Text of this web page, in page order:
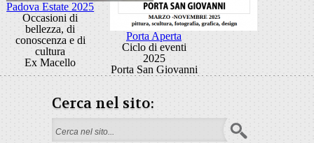
Porta Aperta
Ciclo di eventi
2025
Porta San Giovanni
Padova Estate 2025
Occasioni di
bellezza, di
conoscenza e di
cultura
Ex Macello
Cerca nel sito:
Form di ricerca